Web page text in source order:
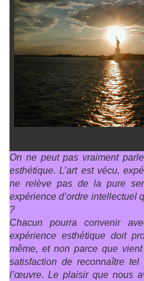
On ne peut pas vraiment
esthétique. L’art est vécu,
ne relève pas de la pure
expérience d’ordre intellectuel
?
Chacun pourra convenir
expérience esthétique doit
même, et non parce que
satisfaction de reconnaître
l’œuvre. Le plaisir que nous